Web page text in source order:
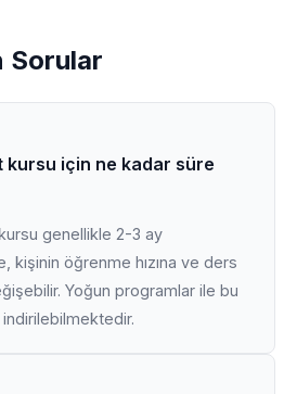
Sorular
kursu için ne kadar süre
genellikle 2-3 ay
kişinin öğrenme hızına ve ders
Yoğun programlar ile bu